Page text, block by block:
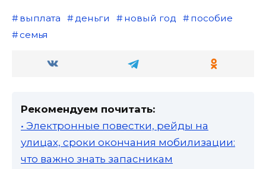
выплата деньги новый год
пособие
семья
Рекомендуем почитать:
• Электронные повестки, рейды на
улицах, сроки окончания мобилизации:
что важно знать запасникам